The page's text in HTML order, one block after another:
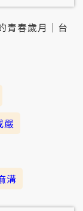
青春歲月｜台
嚴
溝